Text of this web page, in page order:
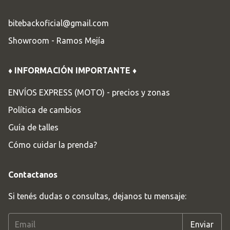
bitebackoficial@gmail.com
Showroom - Ramos Mejía
♦ INFORMACIÓN IMPORTANTE ♦
ENVÍOS EXPRESS (MOTO) - precios y zonas
Política de cambios
Guía de talles
Cómo cuidar la prenda?
Contactanos
Si tenés dudas o consultas, dejanos tu mensaje: